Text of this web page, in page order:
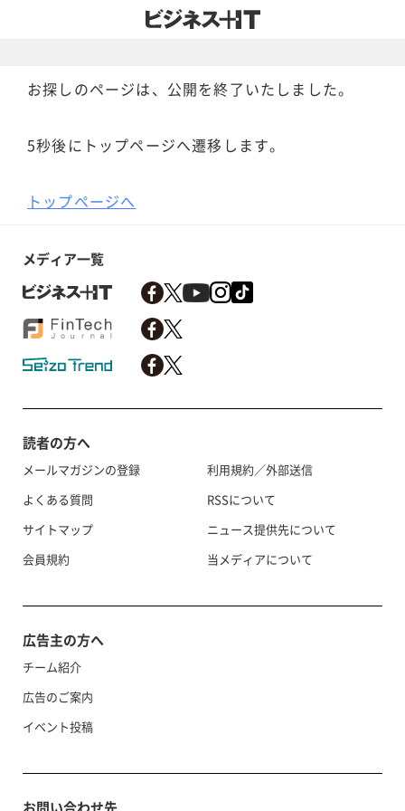
お探しのページは、公開を終了いたしました。
5秒後にトップページへ遷移します。
トップページへ
メディア一覧
読者の方へ
メールマガジンの登録
よくある質問
サイトマップ
会員規約
利用規約／外部送信
RSSについて
ニュース提供先について
当メディアについて
広告主の方へ
チーム紹介
広告のご案内
イベント投稿